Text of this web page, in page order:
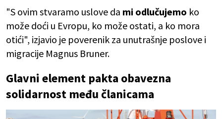
"S ovim stvaramo uslove da mi odlučujemo ko
može doći u Evropu, ko može ostati, a ko mora
otići", izjavio je poverenik za unutrašnje poslove i
migracije Magnus Bruner.
Glavni element pakta obavezna
solidarnost među članicama